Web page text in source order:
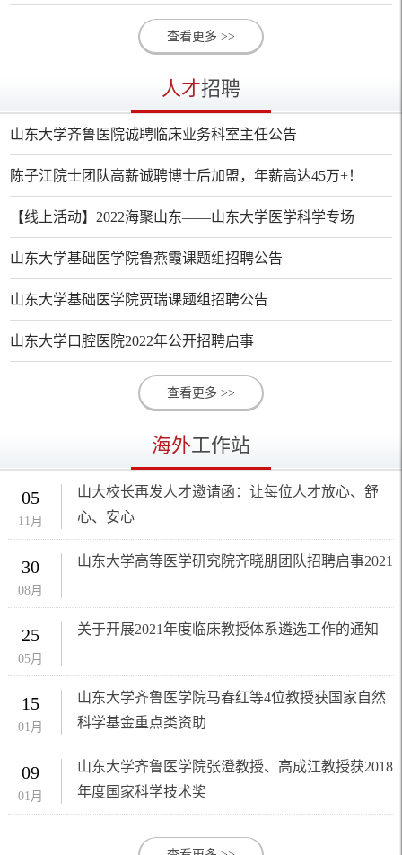
查看更多 >>
人才招聘
山东大学齐鲁医院诚聘临床业务科室主任公告
陈子江院士团队高薪诚聘博士后加盟，年薪高达45万+！
【线上活动】2022海聚山东——山东大学医学科学专场
山东大学基础医学院鲁燕霞课题组招聘公告
山东大学基础医学院贾瑞课题组招聘公告
山东大学口腔医院2022年公开招聘启事
查看更多 >>
海外工作站
05
11月
山大校长再发人才邀请函：让每位人才放心、舒
心、安心
30
08月
山东大学高等医学研究院齐晓朋团队招聘启事2021
25
05月
关于开展2021年度临床教授体系遴选工作的通知
15
01月
山东大学齐鲁医学院马春红等4位教授获国家自然
科学基金重点类资助
09
01月
山东大学齐鲁医学院张澄教授、高成江教授获2018
年度国家科学技术奖